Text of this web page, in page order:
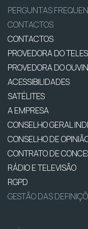
PERGUNTAS
CONTACTOS
CONTACTOS
PROVEDORA DO
PROVEDORA DO
ACESSIBILIDADES
SATÉLITES
A EMPRESA
CONSELHO GERAL
CONSELHO DE
CONTRATO DE
RÁDIO E TELEVISÃO
RGPD
GESTÃO DAS